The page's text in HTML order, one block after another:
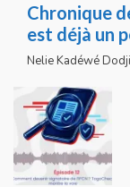
Chronique
est déjà un
Nelie Kadéwé